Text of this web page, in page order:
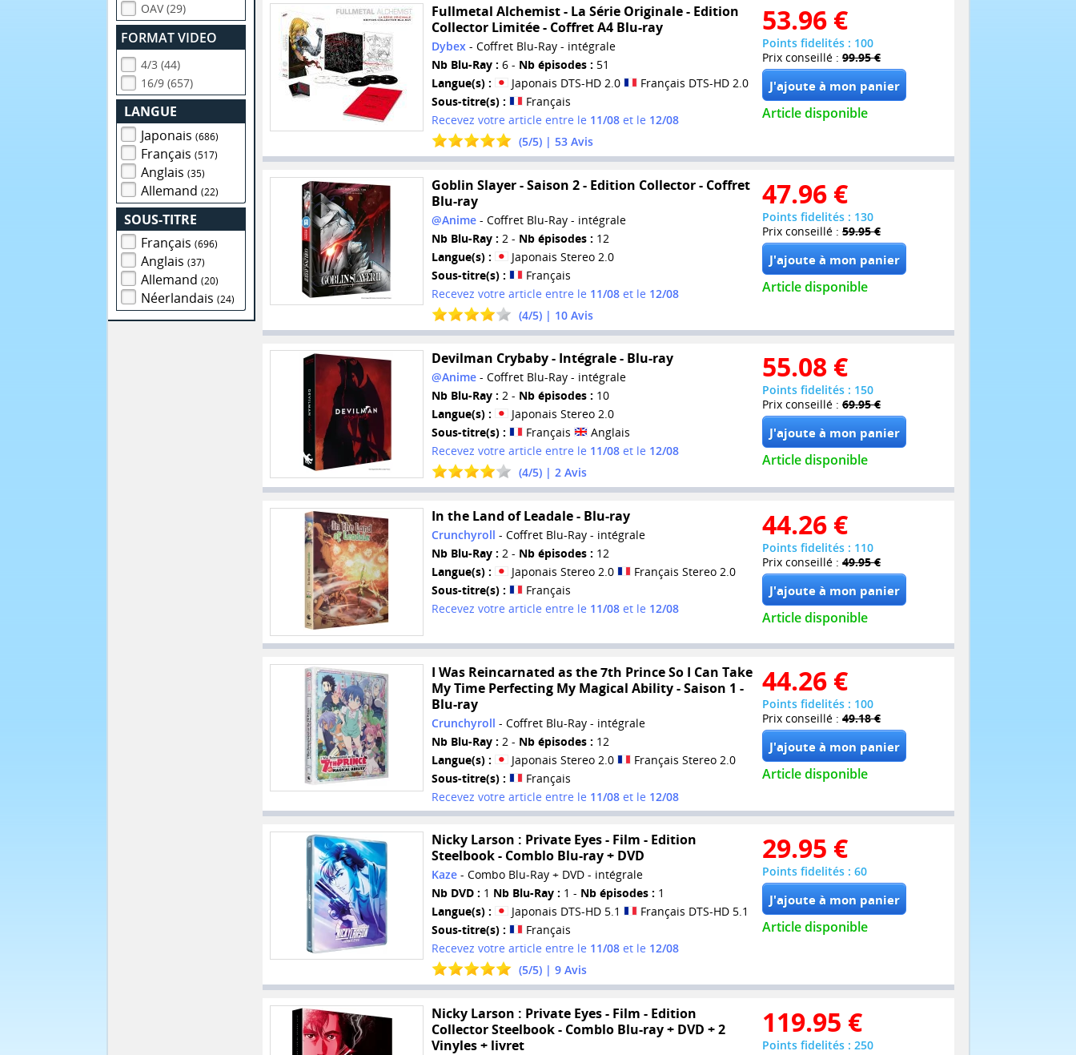
OAV (29)
FORMAT VIDEO
4/3 (44)
16/9 (657)
LANGUE
Japonais(686)
Français(517)
Anglais(35)
Allemand(22)
SOUS-TITRE
Français(696)
Anglais(37)
Allemand(20)
Néerlandais(24)
Fullmetal Alchemist - La Série Originale - Edition
Collector Limitée - Coffret A4 Blu-ray
Dybex- Coffret Blu-Ray - intégrale
Nb Blu-Ray : 6 - Nb épisodes : 51
Langue(s) :
Japonais DTS-HD 2.0
Français DTS-HD 2.0
Sous-titre(s) :
Français
Recevez votre article entre le 11/08et le 12/08
(5/5) | 53Avis
53.96 €
Points fidelités : 100
Prix conseillé : 99.95 €
Article disponible
Goblin Slayer - Saison 2 - Edition Collector - Coffret
Blu-ray
@Anime- Coffret Blu-Ray - intégrale
Nb Blu-Ray : 2 - Nb épisodes : 12
Langue(s) :
Japonais Stereo 2.0
Sous-titre(s) :
Français
Recevez votre article entre le 11/08et le 12/08
(4/5) | 10Avis
47.96 €
Points fidelités : 130
Prix conseillé : 59.95 €
Article disponible
Devilman Crybaby - Intégrale - Blu-ray
@Anime- Coffret Blu-Ray - intégrale
Nb Blu-Ray : 2 - Nb épisodes : 10
Langue(s) :
Japonais Stereo 2.0
Sous-titre(s) :
Français
Anglais
Recevez votre article entre le 11/08et le 12/08
(4/5) | 2Avis
55.08 €
Points fidelités : 150
Prix conseillé : 69.95 €
Article disponible
In the Land of Leadale - Blu-ray
Crunchyroll - Coffret Blu-Ray - intégrale
Nb Blu-Ray : 2 - Nb épisodes : 12
Langue(s) :
Japonais Stereo 2.0
Français Stereo 2.0
Sous-titre(s) :
Français
Recevez votre article entre le 11/08et le 12/08
44.26 €
Points fidelités : 110
Prix conseillé : 49.95 €
Article disponible
I Was Reincarnated as the 7th Prince So I Can Take
My Time Perfecting My Magical Ability - Saison 1 -
Blu-ray
Crunchyroll - Coffret Blu-Ray - intégrale
Nb Blu-Ray : 2 - Nb épisodes : 12
Langue(s) :
Japonais Stereo 2.0
Français Stereo 2.0
Sous-titre(s) :
Français
Recevez votre article entre le 11/08et le 12/08
44.26 €
Points fidelités : 100
Prix conseillé : 49.18 €
Article disponible
Nicky Larson : Private Eyes - Film - Edition
Steelbook - Comblo Blu-ray + DVD
Kaze- Combo Blu-Ray + DVD - intégrale
Nb DVD : 1 Nb Blu-Ray : 1 - Nb épisodes : 1
Langue(s) :
Japonais DTS-HD 5.1
Français DTS-HD 5.1
Sous-titre(s) :
Français
Recevez votre article entre le 11/08et le 12/08
(5/5) | 9Avis
29.95 €
Points fidelités : 60
Article disponible
Nicky Larson : Private Eyes - Film - Edition
Collector Steelbook - Comblo Blu-ray + DVD + 2
Vinyles + livret
119.95 €
Points fidelités : 250